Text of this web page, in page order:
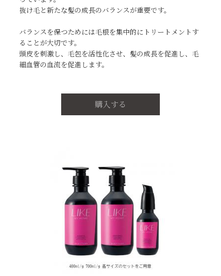
抜け毛と新たな髪の成長のバランスが重要です。
バランスを保つためには毛根を集中的にトリートメントす
ることが大切です。
頭皮を刺激し、毛包を活性化させ、髪の成長を促進し、毛
細血管の血流を促進します。
購入する